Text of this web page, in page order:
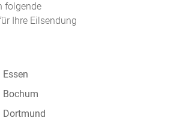
folgende
Ihre Eilsendung
Bochum
Dortmund